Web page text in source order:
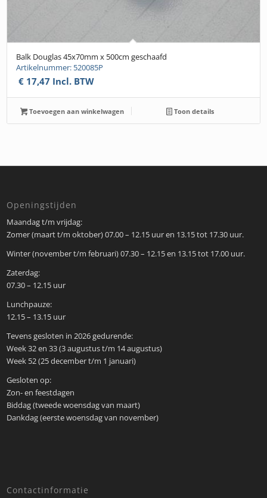
Balk Douglas 45x70mm x 500cm geschaafd
Artikelnummer: 520085P
€ 17,47 Incl. BTW
Toevoegen aan winkelwagen Toon details
Openingstijden
Maandag t/m vrijdag:
Zomer (maart t/m oktober) 07.00 – 12.15 uur en 13.15 tot 17.30 uur.
Winter (november t/m februari) 07.30 – 12.15 en 13.15 tot 17.00 uur.
Zaterdag:
07.30 – 12.15 uur
Lunchpauze:
12.15 – 13.15 uur
Tevens gesloten in 2026 gedurende:
Week 32 en 33 (3 augustus t/m 14 augustus)
Week 52 (25 december t/m 1 januari)
Gesloten op:
Zon- en feestdagen
Biddag (tweede woensdag van maart)
Dankdag (eerste woensdag van november)
Contactinformatie